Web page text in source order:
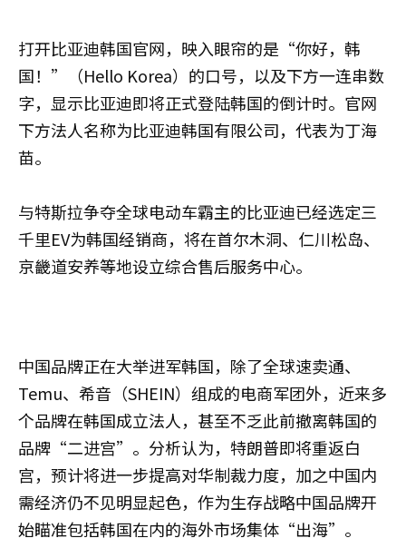
打开比亚迪韩国官网，映入眼帘的是“你好，韩
国！”（Hello Korea）的口号，以及下方一连串数
字，显示比亚迪即将正式登陆韩国的倒计时。官网
下方法人名称为比亚迪韩国有限公司，代表为丁海
苗。
与特斯拉争夺全球电动车霸主的比亚迪已经选定三
千里EV为韩国经销商，将在首尔木洞、仁川松岛、
京畿道安养等地设立综合售后服务中心。
中国品牌正在大举进军韩国，除了全球速卖通、
Temu、希音（SHEIN）组成的电商军团外，近来多
个品牌在韩国成立法人，甚至不乏此前撤离韩国的
品牌“二进宫”。分析认为，特朗普即将重返白
宫，预计将进一步提高对华制裁力度，加之中国内
需经济仍不见明显起色，作为生存战略中国品牌开
始瞄准包括韩国在内的海外市场集体“出海”。